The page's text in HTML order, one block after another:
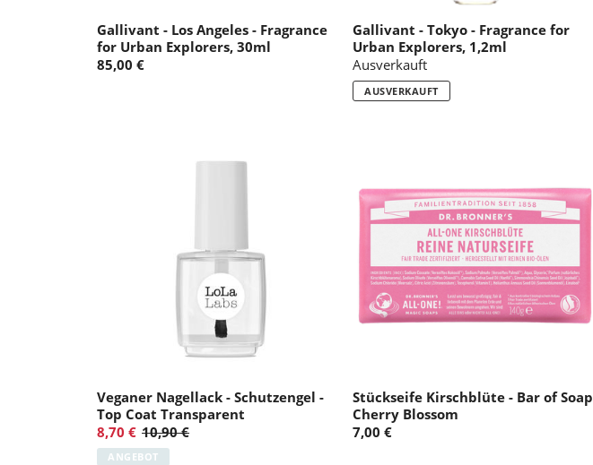
Gallivant - Los Angeles - Fragrance
for Urban Explorers, 30ml
85,00 €
Gallivant - Tokyo - Fragrance for
Urban Explorers, 1,2ml
Ausverkauft
AUSVERKAUFT
Veganer Nagellack - Schutzengel -
Top Coat Transparent
8,70 € 10,90 €
ANGEBOT
Stückseife Kirschblüte - Bar of Soap
Cherry Blossom
7,00 €